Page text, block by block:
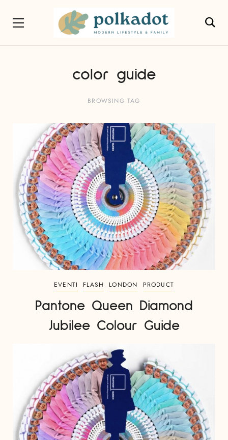
color guide
BROWSING TAG
EVENTI FLASH LONDON PRODUCT
Pantone Queen Diamond
Jubilee Colour Guide